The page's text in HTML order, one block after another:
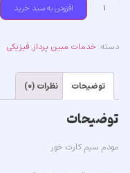
افزودن به سبد خرید
دسته:خدمات مبین پرداز,فیزیکی
توضیحات نظرات (۰)
توضیحات
مودم سیم کارت خور